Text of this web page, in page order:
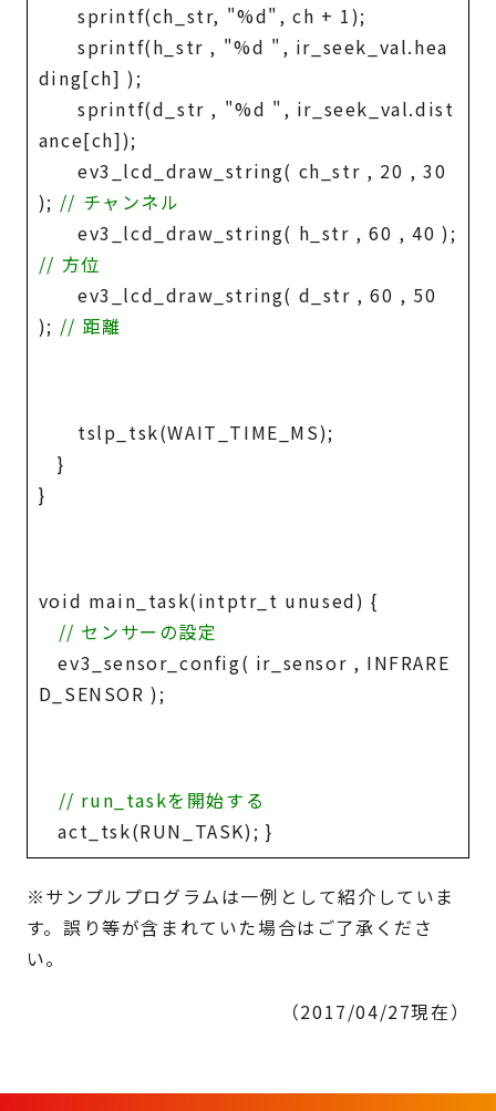
sprintf(ch_str, "%d", ch + 1);
sprintf(h_str , "%d ", ir_seek_val.hea
ding[ch] );
sprintf(d_str , "%d ", ir_seek_val.dist
ance[ch]);
ev3_lcd_draw_string( ch_str , 20 , 30
); // チャンネル
ev3_lcd_draw_string( h_str , 60 , 40 );
// 方位
ev3_lcd_draw_string( d_str , 60 , 50
); // 距離
tslp_tsk(WAIT_TIME_MS);
}
}
void main_task(intptr_t unused) {
// センサーの設定
ev3_sensor_config( ir_sensor , INFRARE
D_SENSOR );
// run_taskを開始する
act_tsk(RUN_TASK); }
※サンプルプログラムは一例として紹介していま
す。誤り等が含まれていた場合はご了承くださ
い。
（2017/04/27現在）